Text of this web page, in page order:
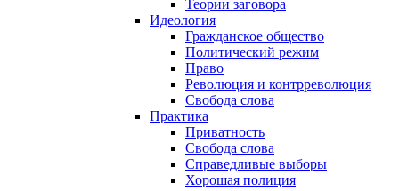
Теории заговора
Идеология
Гражданское общество
Политический режим
Право
Революция и контрреволюция
Свобода слова
Практика
Приватность
Свобода слова
Справедливые выборы
Хорошая полиция